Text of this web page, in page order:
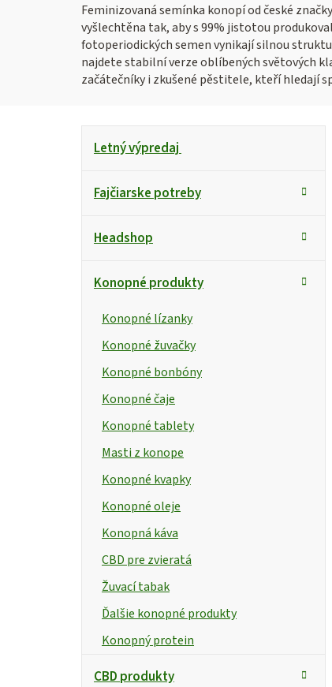
Feminizovaná semínka konopí od české
vyšlechtěna tak, aby s 99% jistotou
fotoperiodických semen vynikají silnou
najdete stabilní verze oblíbených světových
začátečníky i zkušené pěstitele, kteří hledají
B
p
kategórie
KLetný výpredaj
Fajčiarske potreby
Headshop
Konopné produkty
Konopné lízanky
Konopné žuvačky
Konopné bonbóny
Konopné čaje
Konopné tablety
Masti z konope
Konopné kvapky
Konopné oleje
Konopná káva
CBD pre zvieratá
Žuvací tabak
Ďalšie konopné produkty
Konopný protein
CBD produkty